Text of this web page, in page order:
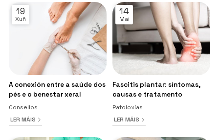
19
Xuñ
A conexión entre a saúde dos
pés e o benestar xeral
Consellos
LER MÁIS
14
Mai
Fascitis plantar: síntomas,
causas e tratamento
Patoloxías
LER MÁIS